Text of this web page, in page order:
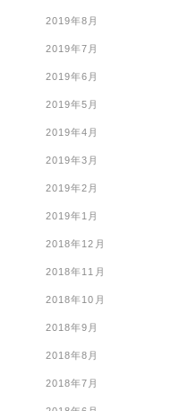
2019年8月
2019年7月
2019年6月
2019年5月
2019年4月
2019年3月
2019年2月
2019年1月
2018年12月
2018年11月
2018年10月
2018年9月
2018年8月
2018年7月